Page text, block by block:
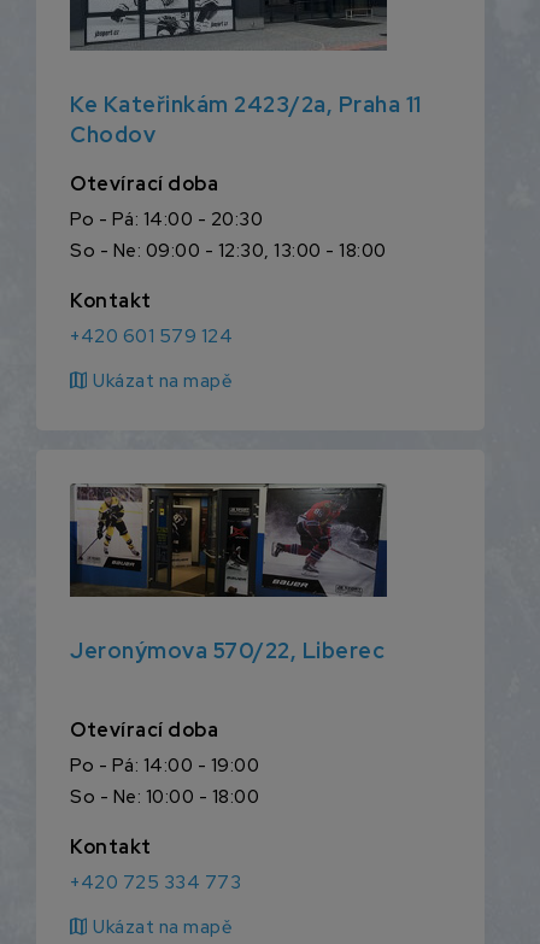
Ke Kateřinkám 2423/2a, Praha 11
Chodov
Otevírací doba
Po - Pá: 14:00 - 20:30
So - Ne: 09:00 - 12:30, 13:00 - 18:00
Kontakt
+420 601 579 124
map Ukázat na mapě
Jeronýmova 570/22, Liberec
Otevírací doba
Po - Pá: 14:00 - 19:00
So - Ne: 10:00 - 18:00
Kontakt
+420 725 334 773
map Ukázat na mapě